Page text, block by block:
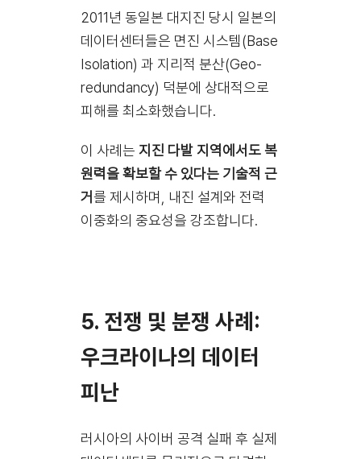
2011년 동일본 대지진 당시 일본의
데이터센터들은 면진 시스템(Base
Isolation) 과 지리적 분산(Geo-
redundancy) 덕분에 상대적으로
피해를 최소화했습니다.
이 사례는 지진 다발 지역에서도 복
원력을 확보할 수 있다는 기술적 근
거를 제시하며, 내진 설계와 전력
이중화의 중요성을 강조합니다.
5. 전쟁 및 분쟁 사례:
우크라이나의 데이터
피난
러시아의 사이버 공격 실패 후 실제